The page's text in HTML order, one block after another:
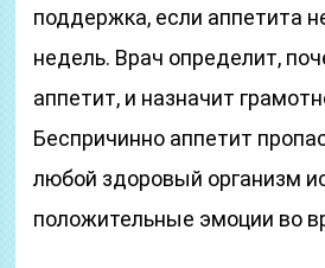
поддержка, если аппетита
недель. Врач определит,
аппетит, и назначит
Беспричинно аппетит
любой здоровый организм
положительные эмоции во